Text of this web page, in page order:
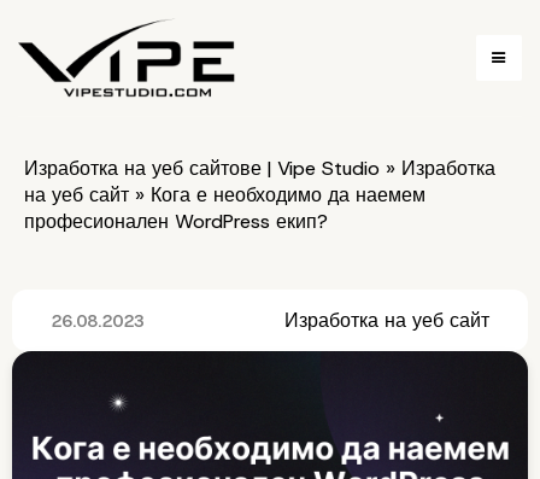
Изработка на уеб сайтове | Vipe Studio » Изработка
на уеб сайт » Кога е необходимо да наемем
професионален WordPress екип?
26.08.2023 Изработка на уеб сайт